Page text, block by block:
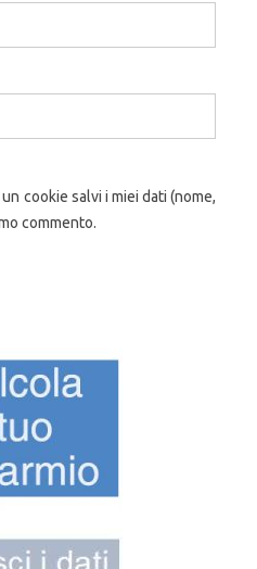
cookie salvi i miei dati (nome,
commento.